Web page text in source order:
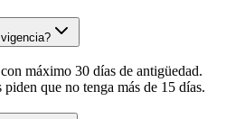
máximo 30 días de antigüedad.
que no tenga más de 15 días.